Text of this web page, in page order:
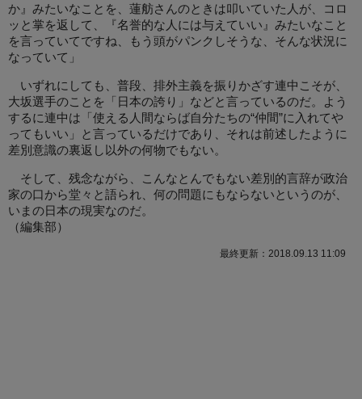
か』みたいなことを、蓮舫さんのときは叩いていた人が、コロ
ッと掌を返して、『名誉的な人には与えていい』みたいなこと
を言っていてですね、もう頭がパンクしそうな、そんな状況に
なっていて」
いずれにしても、普段、排外主義を振りかざす連中こそが、
大坂選手のことを「日本の誇り」などと言っているのだ。よう
するに連中は「使える人間ならば自分たちの“仲間”に入れてや
ってもいい」と言っているだけであり、それは前述したように
差別意識の裏返し以外の何物でもない。
そして、残念ながら、こんなとんでもない差別的言辞が政治
家の口から堂々と語られ、何の問題にもならないというのが、
いまの日本の現実なのだ。
（編集部）
最終更新：2018.09.13 11:09